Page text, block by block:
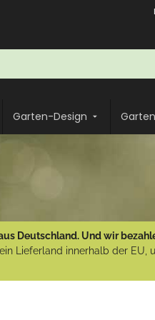
Garten-Design
Deutschland. Und wir
Lieferland innerhalb der EU,